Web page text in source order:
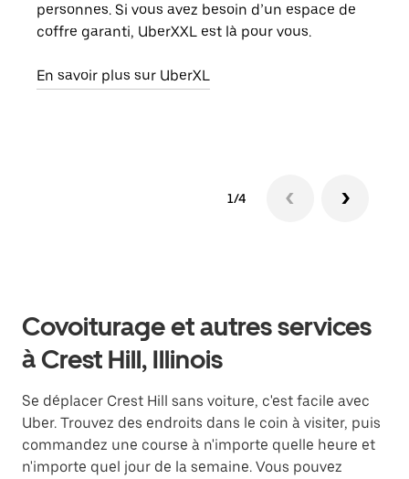
personnes. Si vous avez besoin d’un espace de
coffre garanti, UberXXL est là pour vous.
En savoir plus sur UberXL
1/4
Covoiturage et autres services
à Crest Hill, Illinois
Se déplacer Crest Hill sans voiture, c'est facile avec
Uber. Trouvez des endroits dans le coin à visiter, puis
commandez une course à n'importe quelle heure et
n'importe quel jour de la semaine. Vous pouvez